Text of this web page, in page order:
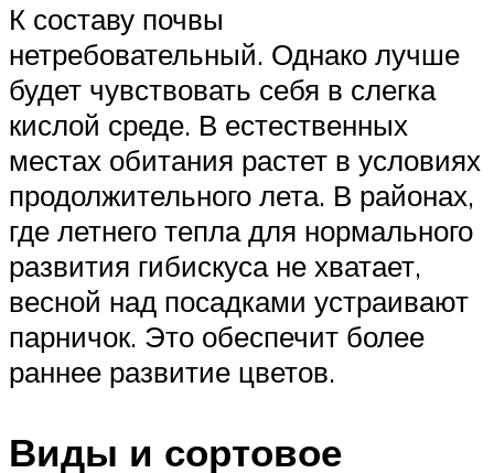
К составу почвы
нетребовательный. Однако лучше
будет чувствовать себя в слегка
кислой среде. В естественных
местах обитания растет в условиях
продолжительного лета. В районах,
где летнего тепла для нормального
развития гибискуса не хватает,
весной над посадками устраивают
парничок. Это обеспечит более
раннее развитие цветов.
Виды и сортовое